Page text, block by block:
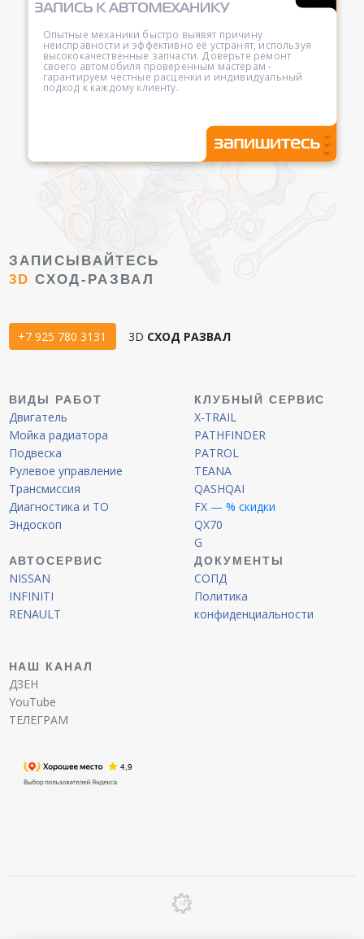
Опытные механики быстро выявят причину
неисправности и эффективно её устранят, используя
высококачественные запчасти. Доверьте ремонт
своего автомобиля проверенным мастерам -
гарантируем честные расценки и индивидуальный
подход к каждому клиенту.
ЗАПИСЫВАЙТЕСЬ
3D СХОД-РАЗВАЛ
+7 925 780 3131 3D СХОД РАЗВАЛ
ВИДЫ РАБОТ
Двигатель
Мойка радиатора
Подвеска
Рулевое управление
Трансмиссия
Диагностика и ТО
Эндоскоп
КЛУБНЫЙ СЕРВИС
X-TRAIL
PATHFINDER
PATROL
TEANA
QASHQAI
FX — % скидки
QX70
G
АВТОСЕРВИС
NISSAN
INFINITI
RENAULT
ДОКУМЕНТЫ
СОПД
Политика
конфиденциальности
НАШ КАНАЛ
ДЗЕН
YouTube
ТЕЛЕГРАМ